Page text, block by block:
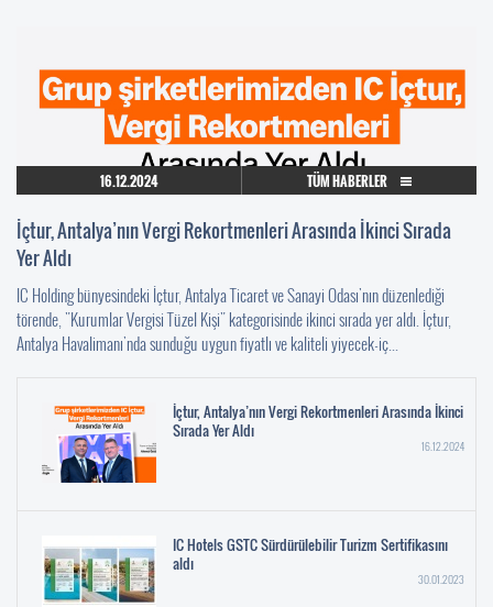
16.12.2024 TÜM HABERLER
İçtur, Antalya’nın Vergi Rekortmenleri Arasında İkinci Sırada
Yer Aldı
IC Holding bünyesindeki İçtur, Antalya Ticaret ve Sanayi Odası'nın düzenlediği
törende, "Kurumlar Vergisi Tüzel Kişi" kategorisinde ikinci sırada yer aldı. İçtur,
Antalya Havalimanı'nda sunduğu uygun fiyatlı ve kaliteli yiyecek-iç...
İçtur, Antalya’nın Vergi Rekortmenleri Arasında İkinci
Sırada Yer Aldı
16.12.2024
IC Hotels GSTC Sürdürülebilir Turizm Sertifikasını
aldı
30.01.2023